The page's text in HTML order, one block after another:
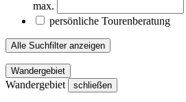
max.
persönliche Tourenberatung
Alle Suchfilter anzeigen
Wandergebiet
Wandergebiet schließen